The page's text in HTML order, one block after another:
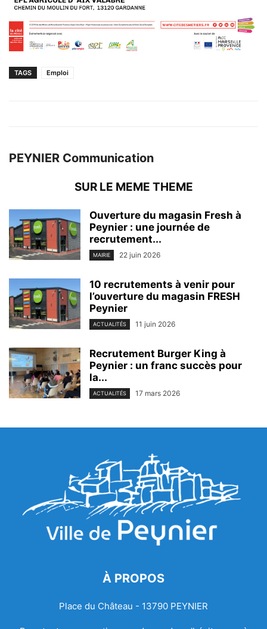
TAGS Emploi
PEYNIER Communication
SUR LE MEME THEME
Ouverture du magasin Fresh à
Peynier : une journée de
recrutement...
MAIRIE 22 juin 2026
10 recrutements à venir pour
l’ouverture du magasin FRESH
Peynier
ACTUALITÉS 11 juin 2026
Recrutement Burger King à
Peynier : un franc succès pour
la...
ACTUALITÉS 17 mars 2026
À PROPOS
Place du Château - 13790 PEYNIER